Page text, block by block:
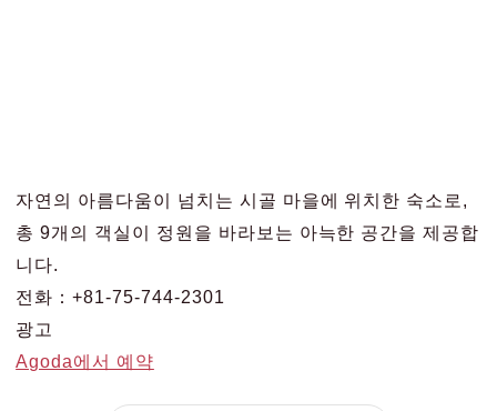
자연의 아름다움이 넘치는 시골 마을에 위치한 숙소로,
총 9개의 객실이 정원을 바라보는 아늑한 공간을 제공합
니다.
전화：+81-75-744-2301
광고
Agoda에서 예약